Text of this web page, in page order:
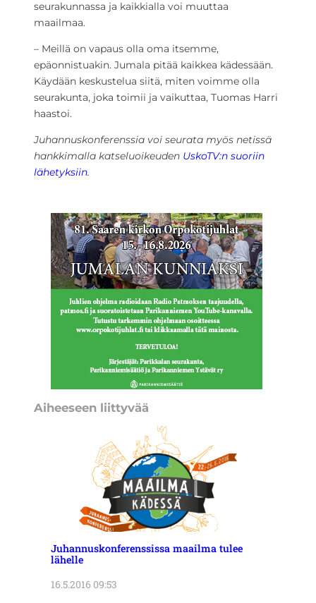
seurakunnassa ja kaikkialla voi muuttaa
maailmaa.
– Meillä on vapaus olla oma itsemme,
epäonnistuakin. Jumala pitää kaikkea kädessään.
Käydään keskustelua siitä, miten voimme olla
seurakunta, joka toimii ja vaikuttaa, Tuomas Harri
haastoi.
Juhannuskonferenssia voi seurata myös netissä
hankkimalla katseluoikeuden UskoTV:n suoriin
lähetyksiin.
Aiheeseen liittyvää
Juhannuskonferenssissa maailma tulee
lähelle
16.5.2016 09:53